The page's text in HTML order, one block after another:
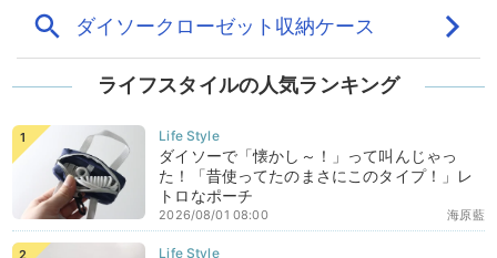
ライフスタイルの人気ランキング
ダイソーで「懐かし～！」って叫んじゃっ
た！「昔使ってたのまさにこのタイプ！」レ
トロなポーチ
海原藍
2026/08/01 08:00